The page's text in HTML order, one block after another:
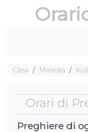
Casa Malesia
Orari di
Preghiere di